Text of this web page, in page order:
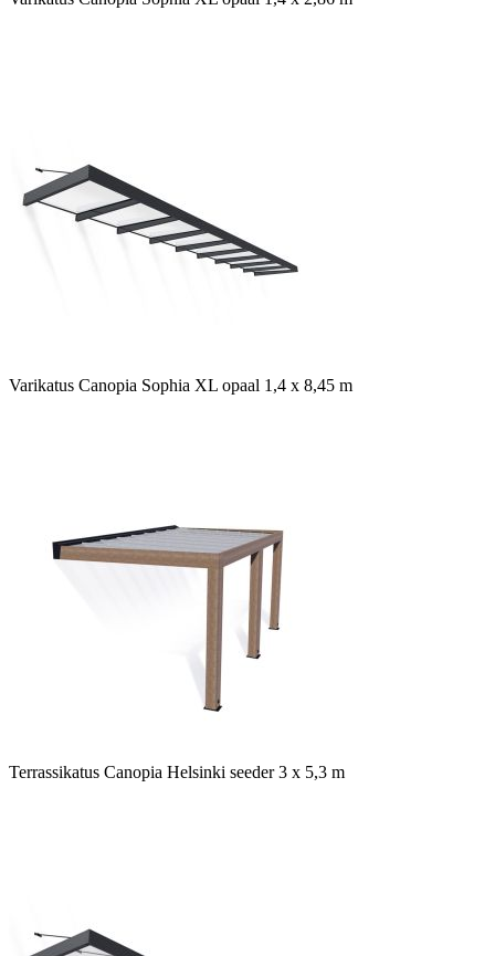
Varikatus Canopia Sophia XL opaal 1,4 x 8,45 m
Terrassikatus Canopia Helsinki seeder 3 x 5,3 m